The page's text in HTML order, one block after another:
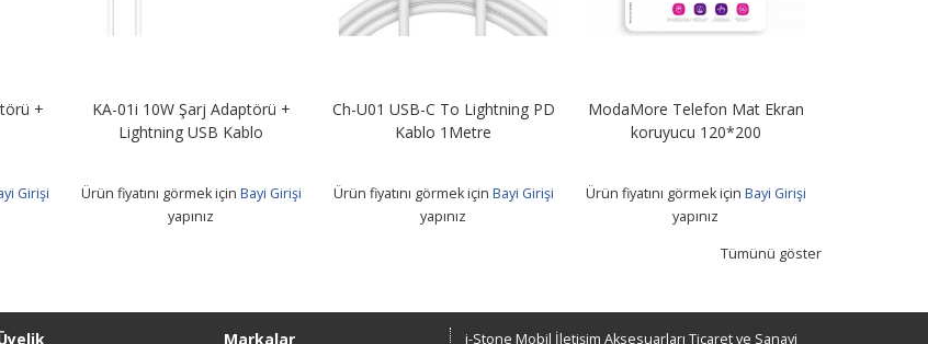
+
Bayi Girişi
Ch-U01 USB-C To Lightning PD
Kablo 1Metre
Ürün fiyatını görmek içinBayi Girişi
yapınız
ModaMore Telefon Mat Ekran
koruyucu 120*200
Ürün fiyatını görmek içinBayi Girişi
yapınız
STN67 67W Turbo Şarj Adaptörü
+ Usb To Type-C Kablo
Ürün fiyatını görmek içinBayi Girişi
yapınız
Tümünü göster
Markalar i-Stone Mobil İletişim Aksesuarları Ticaret ve Sanayi